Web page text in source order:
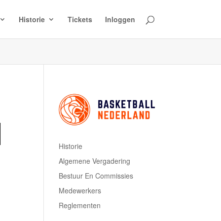
Historie Tickets Inloggen
Historie
Algemene Vergadering
Bestuur En Commissies
Medewerkers
Reglementen